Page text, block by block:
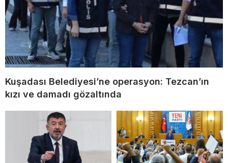
Kuşadası Belediyesi’ne operasyon: Tezcan’ın
kızı ve damadı gözaltında